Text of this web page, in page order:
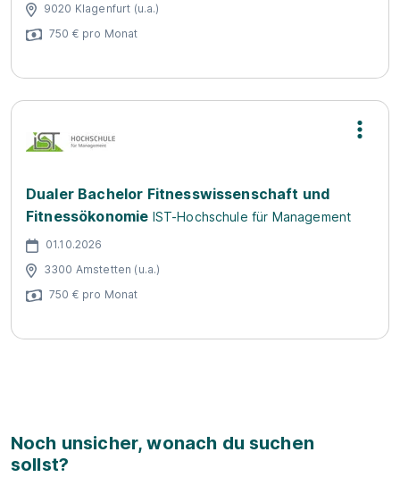
9020 Klagenfurt (u.a.)
750 € pro Monat
Dualer Bachelor Fitnesswissenschaft und
Fitnessökonomie IST-Hochschule für Management
01.10.2026
3300 Amstetten (u.a.)
750 € pro Monat
Noch unsicher, wonach du suchen
sollst?